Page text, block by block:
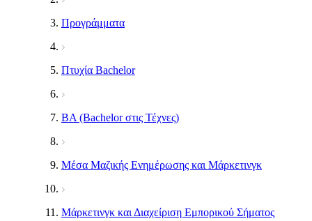
Προγράμματα
Πτυχία Bachelor
BA (Bachelor στις Τέχνες)
Μέσα Μαζικής Ενημέρωσης και Μάρκετινγκ
Μάρκετινγκ και Διαχείριση Εμπορικού Σήματος